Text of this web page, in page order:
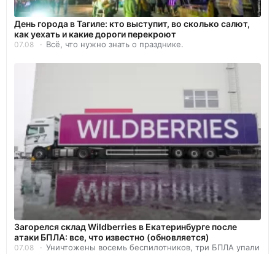
День города в Тагиле: кто выступит, во сколько салют,
как уехать и какие дороги перекроют
07.08 Всё, что нужно знать о празднике.
Загорелся склад Wildberries в Екатеринбурге после
атаки БПЛА: все, что известно (обновляется)
07.08
Уничтожены восемь беспилотников, три БПЛА упали